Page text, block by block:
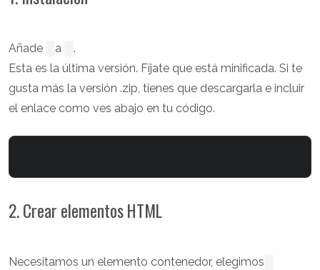
Añade a
.
Esta es la última versión. Fíjate que está minificada. Si te
gusta más la versión .zip, tienes que descargarla e incluir
el enlace como ves abajo en tu código.
2. Crear elementos HTML
Necesitamos un elemento contenedor, elegimos